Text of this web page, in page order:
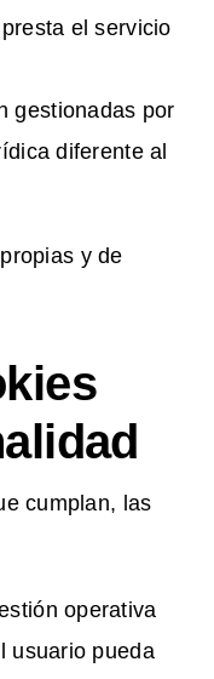
el servicio
gestionadas por
diferente al
y de
cumplan, las
operativa
usuario pueda